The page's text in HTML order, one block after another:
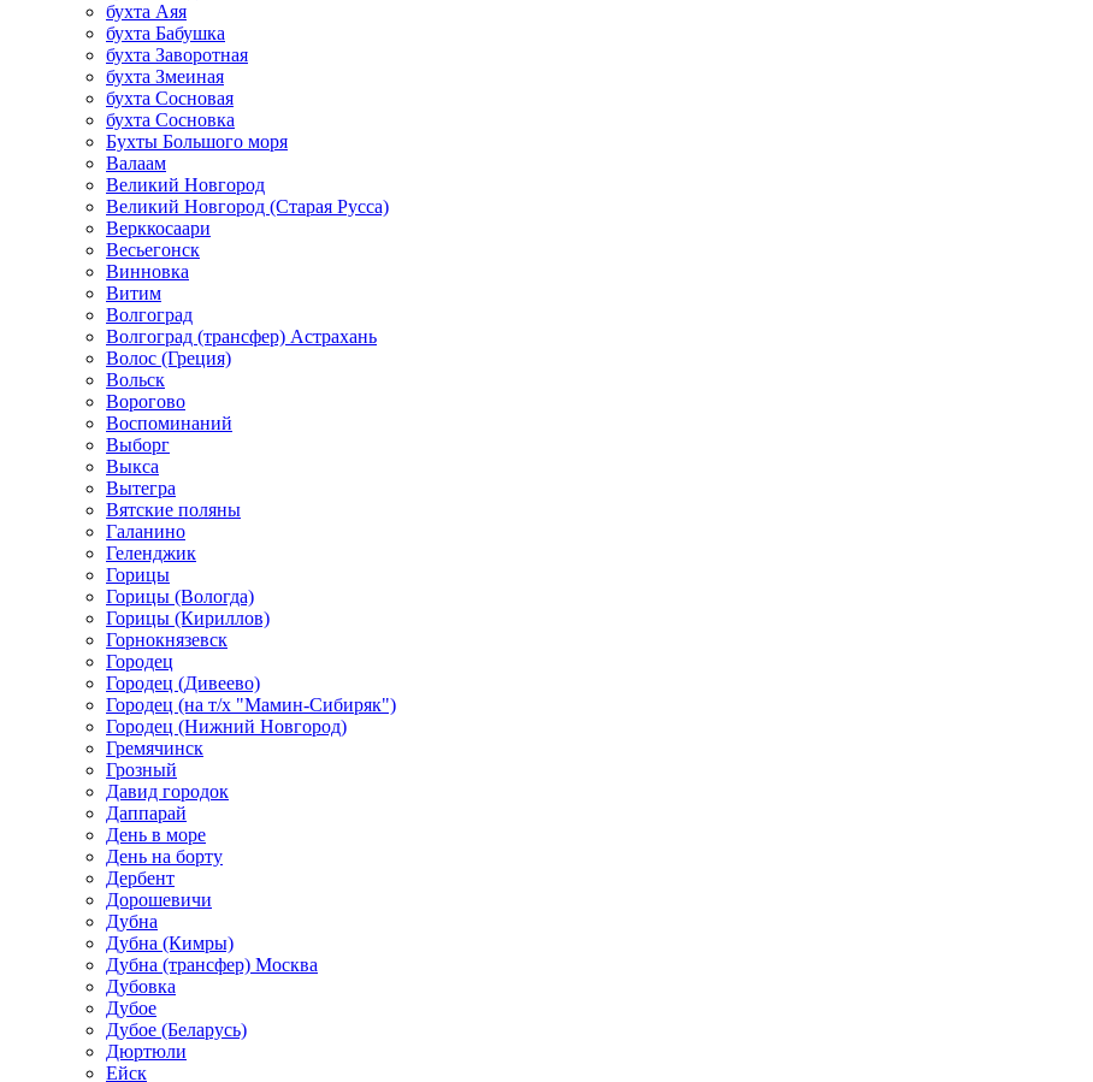
бухта Аяя
бухта Бабушка
бухта Заворотная
бухта Змеиная
бухта Сосновая
бухта Сосновка
Бухты Большого моря
Валаам
Великий Новгород
Великий Новгород (Старая Русса)
Верккосаари
Весьегонск
Винновка
Витим
Волгоград
Волгоград (трансфер) Астрахань
Волос (Греция)
Вольск
Ворогово
Воспоминаний
Выборг
Выкса
Вытегра
Вятские поляны
Галанино
Геленджик
Горицы
Горицы (Вологда)
Горицы (Кириллов)
Горнокнязевск
Городец
Городец (Дивеево)
Городец (на т/х "Мамин-Сибиряк")
Городец (Нижний Новгород)
Гремячинск
Грозный
Давид городок
Даппарай
День в море
День на борту
Дербент
Дорошевичи
Дубна
Дубна (Кимры)
Дубна (трансфер) Москва
Дубовка
Дубое
Дубое (Беларусь)
Дюртюли
Ейск